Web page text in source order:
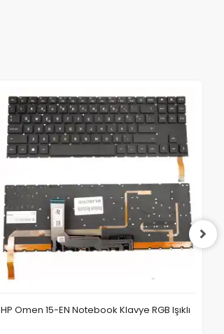
HP Omen 15-EN Notebook Klavye RGB Işıklı